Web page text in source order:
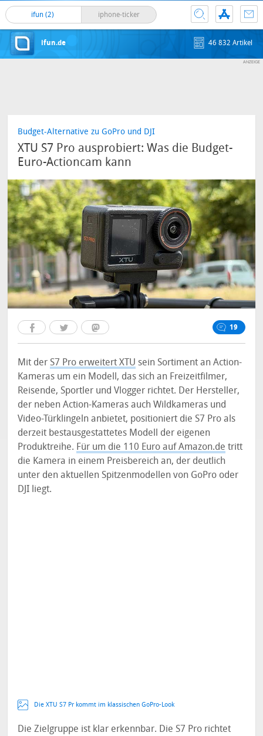
ifun (2) iphone-ticker
ifun.de 46 832 Artikel
Budget-Alternative zu GoPro und DJI
XTU S7 Pro ausprobiert: Was die Budget-
Euro-Actioncam kann
19
Mit der S7 Pro erweitert XTU sein Sortiment an Action-
Kameras um ein Modell, das sich an Freizeitfilmer,
Reisende, Sportler und Vlogger richtet. Der Hersteller,
der neben Action-Kameras auch Wildkameras und
Video-Türklingeln anbietet, positioniert die S7 Pro als
derzeit bestausgestattetes Modell der eigenen
Produktreihe. Für um die 110 Euro auf Amazon.de tritt
die Kamera in einem Preisbereich an, der deutlich
unter den aktuellen Spitzenmodellen von GoPro oder
DJI liegt.
Die XTU S7 Pr kommt im klassischen GoPro-Look
Die Zielgruppe ist klar erkennbar. Die S7 Pro richtet